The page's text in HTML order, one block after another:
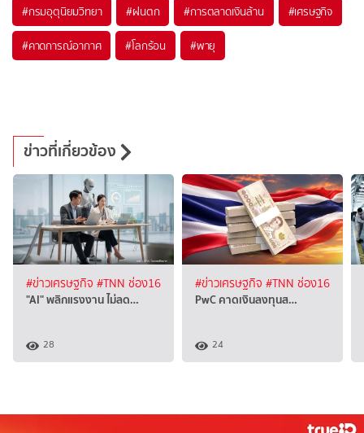
#กรมอุตุนิยมวิทยา #ฝนตก #การตลาดเงินล้าน #เศรษฐกิจ
#คาดการณ์อากาศ #โลกร้อน #พายุ
ข่าวที่เกี่ยวข้อง
#ข่าวเศรษฐกิจ #TNN ช่อง16
"AI" พลิกแรงงาน ไม่ลด…
28
#ข่าวเศรษฐกิจ #TNN ช่อง16
PwC คาดเงินลงทุนส…
24